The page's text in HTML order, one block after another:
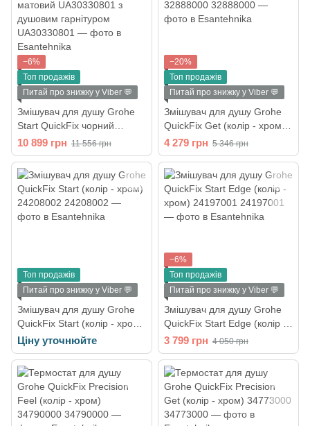
−6%
Топ продажів
Питай про знижку у Viber 💬
Змішувач для душу Grohe
Start QuickFix чорний
матовий UA30330801 з
душовим гарнітуром
10 899 грн 11 556 грн
−20%
Топ продажів
Питай про знижку у Viber 💬
Змішувач для душу Grohe
QuickFix Get (колір - хром)
32888000
4 279 грн 5 346 грн
Топ продажів
Питай про знижку у Viber 💬
Змішувач для душу Grohe
QuickFix Start (колір - хром)
24208002
Ціну уточнюйте
−6%
Топ продажів
Питай про знижку у Viber 💬
Змішувач для душу Grohe
QuickFix Start Edge (колір -
хром) 24197001
3 799 грн 4 050 грн